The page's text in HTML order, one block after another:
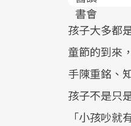
孩子大多都
童節的到來
手陳重銘、
孩子不是只
「小孩吵就